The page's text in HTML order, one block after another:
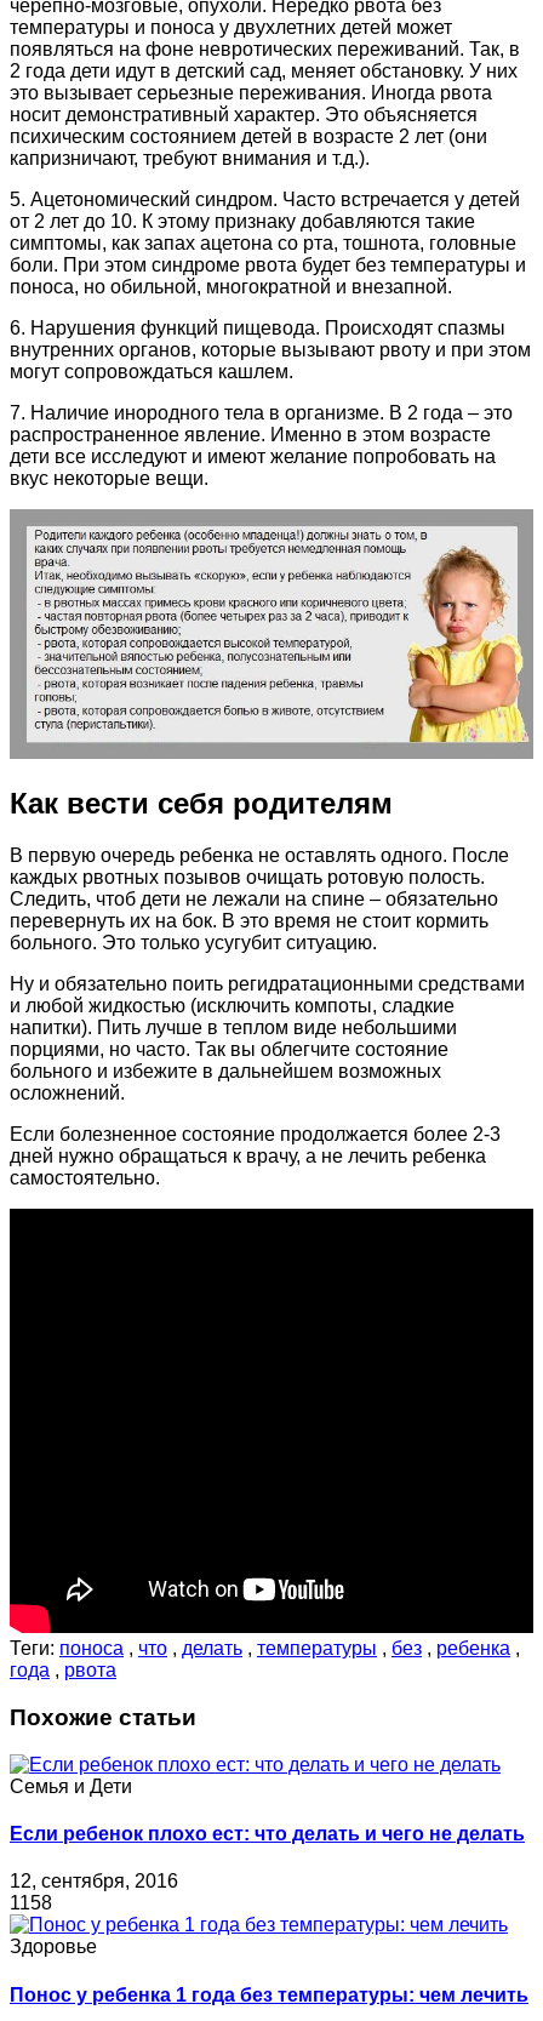
черепно-мозговые, опухоли. Нередко рвота без
температуры и поноса у двухлетних детей может
появляться на фоне невротических переживаний. Так, в
2 года дети идут в детский сад, меняет обстановку. У них
это вызывает серьезные переживания. Иногда рвота
носит демонстративный характер. Это объясняется
психическим состоянием детей в возрасте 2 лет (они
капризничают, требуют внимания и т.д.).
5. Ацетономический синдром. Часто встречается у детей
от 2 лет до 10. К этому признаку добавляются такие
симптомы, как запах ацетона со рта, тошнота, головные
боли. При этом синдроме рвота будет без температуры и
поноса, но обильной, многократной и внезапной.
6. Нарушения функций пищевода. Происходят спазмы
внутренних органов, которые вызывают рвоту и при этом
могут сопровождаться кашлем.
7. Наличие инородного тела в организме. В 2 года – это
распространенное явление. Именно в этом возрасте
дети все исследуют и имеют желание попробовать на
вкус некоторые вещи.
Как вести себя родителям
В первую очередь ребенка не оставлять одного. После
каждых рвотных позывов очищать ротовую полость.
Следить, чтоб дети не лежали на спине – обязательно
перевернуть их на бок. В это время не стоит кормить
больного. Это только усугубит ситуацию.
Ну и обязательно поить регидратационными средствами
и любой жидкостью (исключить компоты, сладкие
напитки). Пить лучше в теплом виде небольшими
порциями, но часто. Так вы облегчите состояние
больного и избежите в дальнейшем возможных
осложнений.
Если болезненное состояние продолжается более 2-3
дней нужно обращаться к врачу, а не лечить ребенка
самостоятельно.
Теги: поноса , что , делать , температуры , без , ребенка ,
года , рвота
Похожие статьи
Семья и Дети
Если ребенок плохо ест: что делать и чего не делать
12, сентября, 2016
1158
Здоровье
Понос у ребенка 1 года без температуры: чем лечить